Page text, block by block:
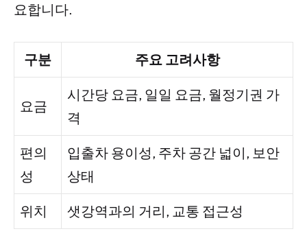
요합니다.
구분 주요 고려사항
요금
시간당 요금, 일일 요금, 월정기권 가
격
편의
성
입출차 용이성, 주차 공간 넓이, 보안
상태
위치 샛강역과의 거리, 교통 접근성